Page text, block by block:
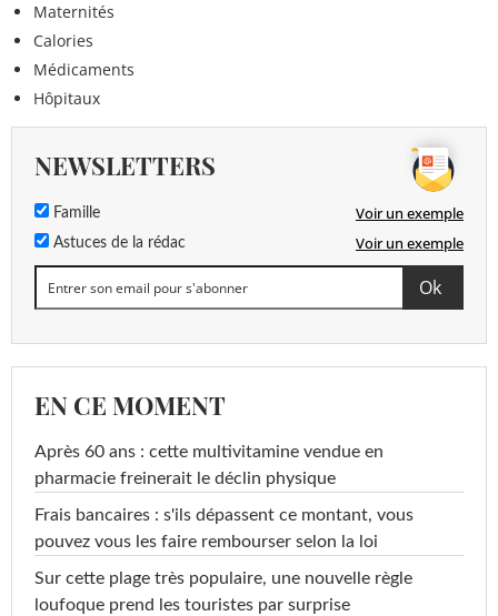
Maternités
Calories
Médicaments
Hôpitaux
NEWSLETTERS
Famille Voir un exemple
Astuces de la rédac Voir un exemple
EN CE MOMENT
Après 60 ans : cette multivitamine vendue en
pharmacie freinerait le déclin physique
Frais bancaires : s'ils dépassent ce montant, vous
pouvez vous les faire rembourser selon la loi
Sur cette plage très populaire, une nouvelle règle
loufoque prend les touristes par surprise